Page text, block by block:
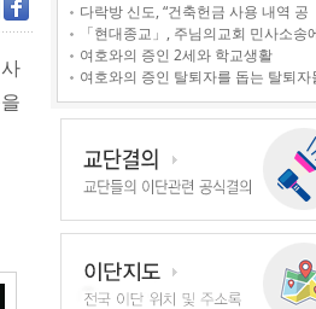
다락방 신도, “건축헌금 사용 내역 공
「현대종교」, 주님의교회 민사소송
여호와의 증인 2세와 학교생활
여호와의 증인 탈퇴자를 돕는 탈퇴자